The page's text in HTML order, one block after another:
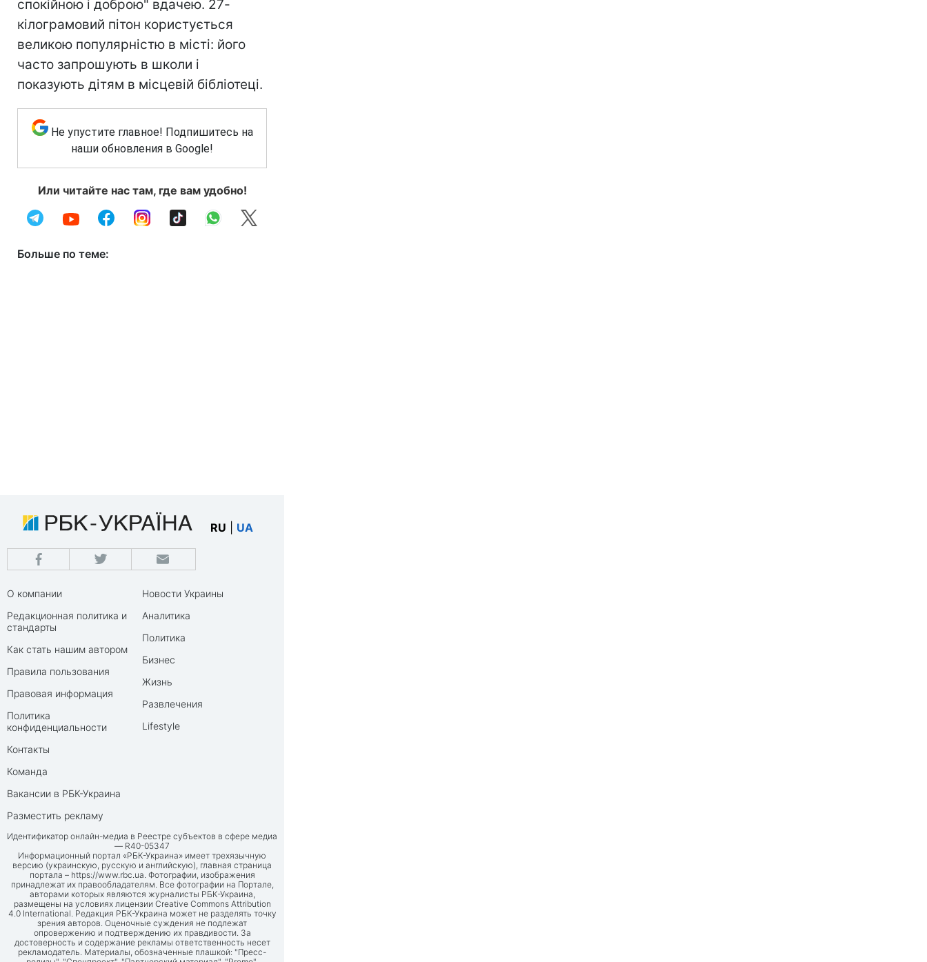
спокійною і доброю" вдачею. 27-
кілограмовий пітон користується
великою популярністю в місті: його
часто запрошують в школи і
показують дітям в місцевій бібліотеці.
Не упустите главное! Подпишитесь на
наши обновления в Google!
Или читайте нас там, где вам удобно!
Больше по теме:
RU UA
О компании
Редакционная политика и
стандарты
Как стать нашим автором
Правила пользования
Правовая информация
Политика
конфиденциальности
Контакты
Команда
Вакансии в РБК-Украина
Разместить рекламу
Новости Украины
Аналитика
Политика
Бизнес
Жизнь
Развлечения
Lifestyle
Идентификатор онлайн-медиа в Реестре субъектов в сфере медиа
— R40-05347
Информационный портал «РБК-Украина» имеет трехязычную
версию (украинскую, русскую и английскую), главная страница
портала – https://www.rbc.ua. Фотографии, изображения
принадлежат их правообладателям. Все фотографии на Портале,
авторами которых являются журналисты РБК-Украина,
размещены на условиях лицензии Creative Commons Attribution
4.0 International. Редакция РБК-Украина может не разделять точку
зрения авторов. Оценочные суждения не подлежат
опровержению и подтверждению их правдивости. За
достоверность и содержание рекламы ответственность несет
рекламодатель. Материалы, обозначенные плашкой: "Пресс-